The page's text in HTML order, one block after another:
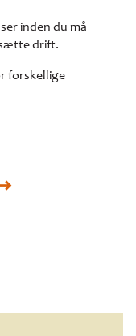
inden du må
drift.
forskellige